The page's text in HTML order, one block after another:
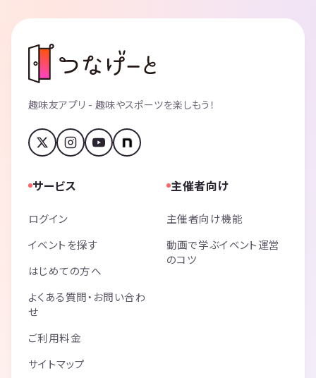
趣味友アプリ - 趣味やスポーツを楽しもう！
サービス
ログイン
イベントを探す
はじめての方へ
よくある質問・お問い合わ
せ
ご利用料金
サイトマップ
主催者向け
主催者向け機能
動画で学ぶイベント運営
のコツ